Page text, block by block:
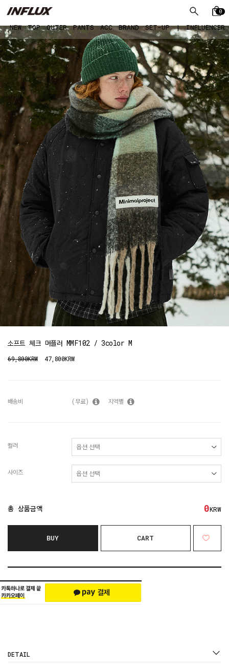
0
NEW TOP OUTER PANTS ACC BRAND SET-UP | INFLUENCER
소프트 체크 머플러 MMF102 / 3color M
69,800KRW 47,800KRW
배송비 (무료) 지역별
컬러
사이즈
총 상품금액 0KRW
BUY CART
DETAIL